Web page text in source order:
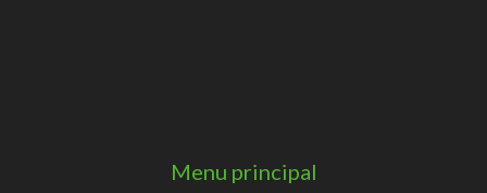
Menu principal